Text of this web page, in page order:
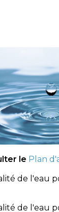
le Plan
de l'eau
de l'eau